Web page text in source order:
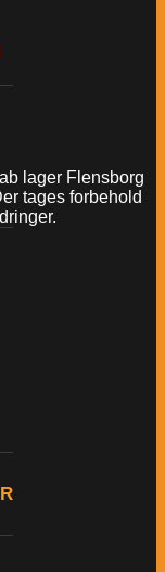
lager Flensborg
tages forbehold